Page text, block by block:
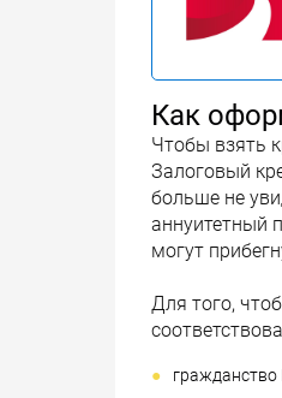
Как
Чтобы взять
Залоговый
больше не
аннуитетный
могут
Для того,
гражданство